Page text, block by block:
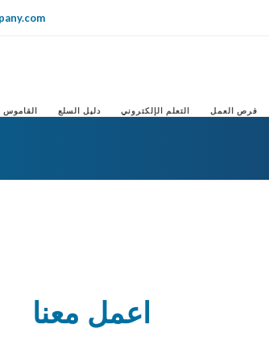
القاموس دليل السلع التعلم الإلكتروني فرص العمل
اعمل معنا